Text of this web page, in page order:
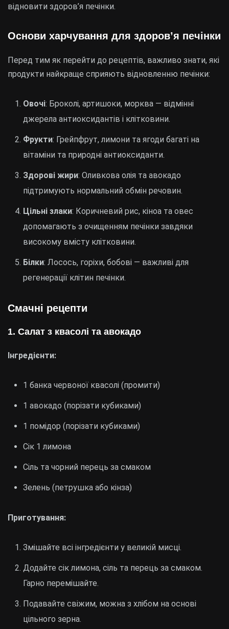
відновити здоров’я печінки.
Основи харчування для здоров’я печінки
Перед тим як перейти до рецептів, важливо знати, які
продукти найкраще сприяють відновленню печінки:
Овочі: Броколі, артишоки, морква — відмінні
джерела антиоксидантів і клітковини.
Фрукти: Грейпфрут, лимони та ягоди багаті на
вітаміни та природні антиоксиданти.
Здорові жири: Оливкова олія та авокадо
підтримують нормальний обмін речовин.
Цільні злаки: Коричневий рис, кіноа та овес
допомагають з очищенням печінки завдяки
високому вмісту клітковини.
Білки: Лосось, горіхи, бобові — важливі для
регенерації клітин печінки.
Смачні рецепти
1. Салат з квасолі та авокадо
Інгредієнти:
1 банка червоної квасолі (промити)
1 авокадо (порізати кубиками)
1 помідор (порізати кубиками)
Сік 1 лимона
Сіль та чорний перець за смаком
Зелень (петрушка або кінза)
Приготування:
Змішайте всі інгредієнти у великій мисці.
Додайте сік лимона, сіль та перець за смаком.
Гарно перемішайте.
Подавайте свіжим, можна з хлібом на основі
цільного зерна.